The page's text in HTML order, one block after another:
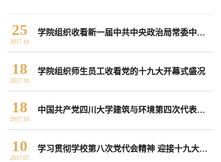
科研概况
常用办公电话 办事流程 材料下载
25
2017.10
学院组织收看新一届中共中央政治局常委中外记者见面会
18
2017.10
学院组织师生员工收看党的十九大开幕式盛况
18
2017.10
中国共产党四川大学建筑与环境第四次代表大会隆重召开
10
2017.07
学习贯彻学校第八次党代会精神 迎接十九大胜利召开